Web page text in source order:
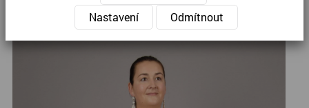
Nastavení
Odmítnout